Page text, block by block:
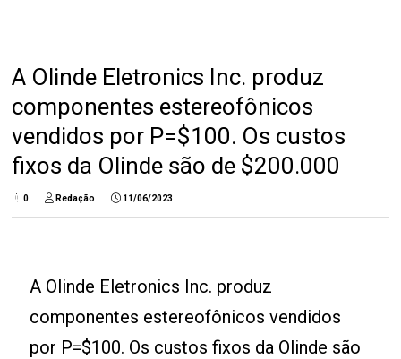
A Olinde Eletronics Inc. produz
componentes estereofônicos
vendidos por P=$100. Os custos
fixos da Olinde são de $200.000
0 Redação 11/06/2023
A Olinde Eletronics Inc. produz
componentes estereofônicos vendidos
por P=$100. Os custos fixos da Olinde são